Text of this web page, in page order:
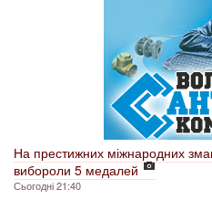
На престижних міжнародних
вибороли 5 медалей
Сьогодні 21:40